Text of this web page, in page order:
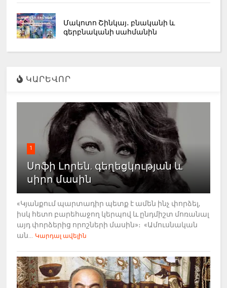
Մակոտո Շինկայ․ բնականի և
գերբնականի սահմանին
ԿԱՐԵՎՈՐ
1
Սոֆի Լորեն. գեղեցկության և
սիրո մասին
«Կյանքում պարտադիր պետք է ամեն ինչ փորձել,
իսկ հետո բարեհաջող կերպով և ընդմիշտ մոռանալ
այդ փորձերից որոշների մասին»։ «Ամուսնական
ան...
Կարդալ ավելին